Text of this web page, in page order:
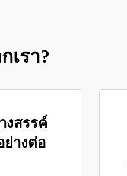
เรา?
งสรรค์
ย่างต่อ